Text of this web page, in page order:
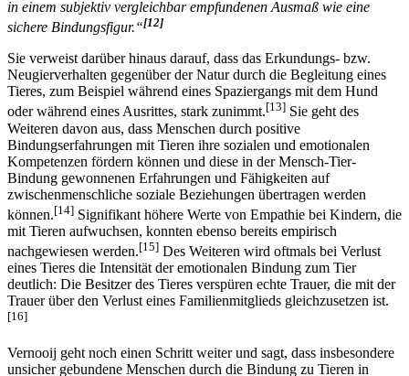
Bindung des Menschen zum Tier hinweisen können. Tiere
„spenden Trost und geben Sicherheit und Zuwendung und dies evtl.
in einem subjektiv vergleichbar empfundenen Ausmaß wie eine
sichere Bindungsfigur.“[12]
Sie verweist darüber hinaus darauf, dass das Erkundungs- bzw.
Neugierverhalten gegenüber der Natur durch die Begleitung eines
Tieres, zum Beispiel während eines Spaziergangs mit dem Hund
oder während eines Ausrittes, stark zunimmt.[13]Sie geht des
Weiteren davon aus, dass Menschen durch positive
Bindungserfahrungen mit Tieren ihre sozialen und emotionalen
Kompetenzen fördern können und diese in der Mensch-Tier-
Bindung gewonnenen Erfahrungen und Fähigkeiten auf
zwischenmenschliche soziale Beziehungen übertragen werden
können.
Signifikant höhere Werte von Empathie bei Kindern, die
mit Tieren aufwuchsen, konnten ebenso bereits empirisch
nachgewiesen werden.[15]Des Weiteren wird oftmals bei Verlust
eines Tieres die Intensität der emotionalen Bindung zum Tier
deutlich: Die Besitzer des Tieres verspüren echte Trauer, die mit der
[16]